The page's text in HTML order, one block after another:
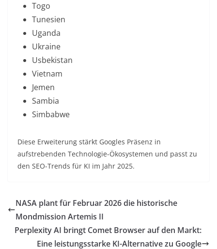
Togo
Tunesien
Uganda
Ukraine
Usbekistan
Vietnam
Jemen
Sambia
Simbabwe
Diese Erweiterung stärkt Googles Präsenz in
aufstrebenden Technologie-Ökosystemen und passt zu
den SEO-Trends für KI im Jahr 2025.
NASA plant für Februar 2026 die historische
Mondmission Artemis II
Perplexity AI bringt Comet Browser auf den Markt:
Eine leistungsstarke KI-Alternative zu Google